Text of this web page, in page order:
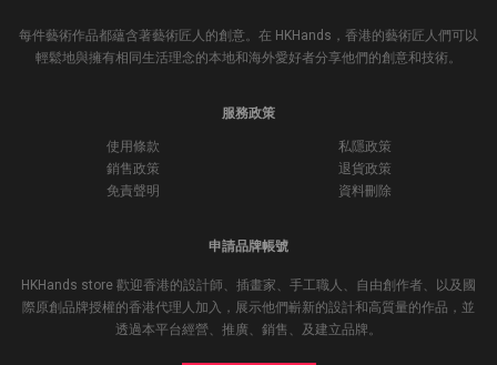
每件藝術作品都蘊含著藝術匠人的創意。在 HKHands，香港的藝術匠人們可以
輕鬆地與擁有相同生活理念的本地和海外愛好者分享他們的創意和技術。
服務政策
使用條款
私隱政策
銷售政策
退貨政策
免責聲明
資料刪除
申請品牌帳號
HKHands store 歡迎香港的設計師、插畫家、手工職人、自由創作者、以及國
際原創品牌授權的香港代理人加入，展示他們嶄新的設計和高質量的作品，並
透過本平台經營、推廣、銷售、及建立品牌。